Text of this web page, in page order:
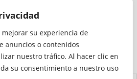
mejorar su experiencia de
anuncios o contenidos
nuestro tráfico. Al hacer clic en
su consentimiento a nuestro uso
por